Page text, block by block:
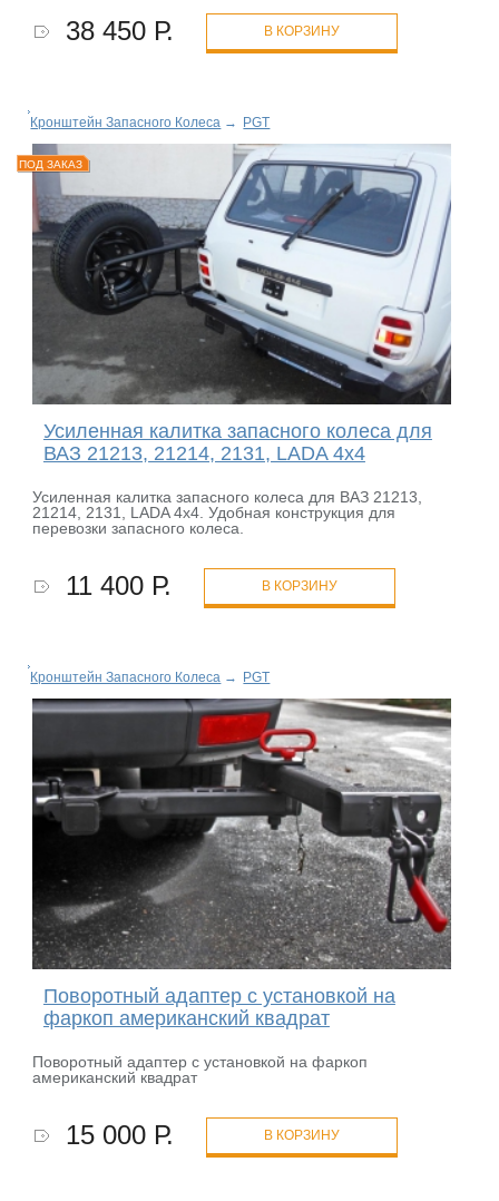
38 450 Р. В КОРЗИНУ
Кронштейн Запасного Колеса → PGT
ПОД ЗАКАЗ
Усиленная калитка запасного колеса для
ВАЗ 21213, 21214, 2131, LADA 4х4
Усиленная калитка запасного колеса для ВАЗ 21213,
21214, 2131, LADA 4х4. Удобная конструкция для
перевозки запасного колеса.
11 400 Р. В КОРЗИНУ
Кронштейн Запасного Колеса → PGT
Поворотный адаптер с установкой на
фаркоп американский квадрат
Поворотный адаптер с установкой на фаркоп
американский квадрат
15 000 Р. В КОРЗИНУ